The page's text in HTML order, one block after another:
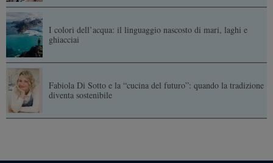
I colori dell’acqua: il linguaggio nascosto di mari, laghi e
ghiacciai
Fabiola Di Sotto e la “cucina del futuro”: quando la tradizione
diventa sostenibile